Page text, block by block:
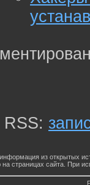
RSS:
из открытых
страницах сайта. При